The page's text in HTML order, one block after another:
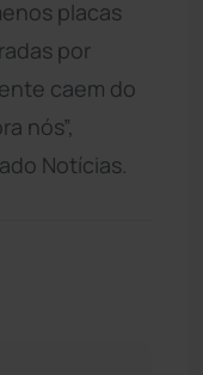
placas
por
caem do
nós”,
Notícias.